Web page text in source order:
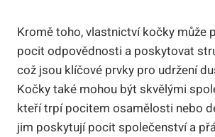
Kromě toho, vlastnictví kočky může
pocit odpovědnosti a poskytovat
což jsou klíčové prvky pro udržení
Kočky také mohou být skvělými
kteří trpí pocitem osamělosti nebo
jim poskytují pocit společenství a